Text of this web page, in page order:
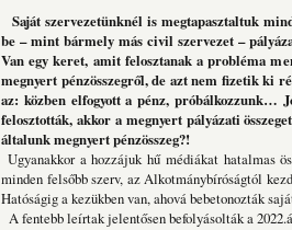
Saját szervezetünknél is megtapasztaltuk
be – mint bármely más civil szervezet –
Van egy keret, amit felosztanak a probléma
megnyert pénzösszegről, de azt nem fizetik ki
az: közben elfogyott a pénz, próbálkozzunk…
felosztották, akkor a megnyert pályázati
általunk megnyert pénzösszeg?!
Ugyanakkor a hozzájuk hű médiákat hatalmas
minden felsőbb szerv, az Alkotmánybíróságtól
Hatóságig a kezükben van, ahová bebetonozták
A fentebb leírtak jelentősen befolyásolták a